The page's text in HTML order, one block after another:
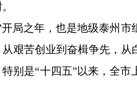
局之年，也是地级泰州
艰苦创业到奋楫争先，
别是“十四五”以来，全